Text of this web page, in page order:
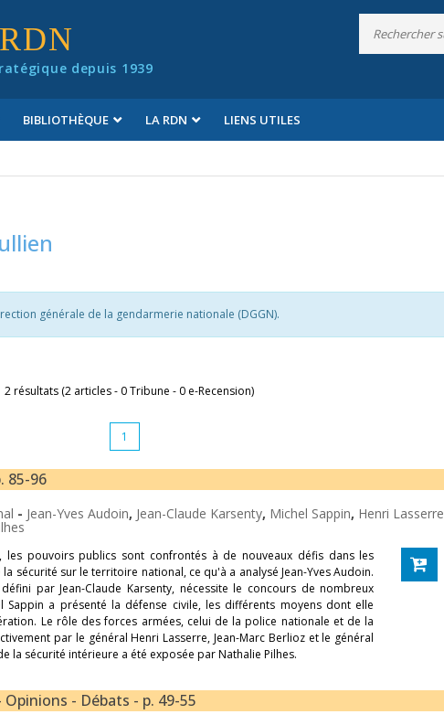
RDN
depuis 1939
BIBLIOTHÈQUE LA RDN LIENS UTILES
générale de la gendarmerie nationale (DGGN).
2 résultats (2 articles - 0 Tribune - 0 e-Recension)
1
85-96
- Jean-Yves Audoin, Jean-Claude Karsenty, Michel Sappin, Henri Lasserre
pouvoirs publics sont confrontés à de nouveaux défis dans les
sécurité sur le territoire national, ce qu'à a analysé Jean-Yves Audoin.
par Jean-Claude Karsenty, nécessite le concours de nombreux
Sappin a présenté la défense civile, les différents moyens dont elle
Le rôle des forces armées, celui de la police nationale et de la
par le général Henri Lasserre, Jean-Marc Berlioz et le général
la sécurité intérieure a été exposée par Nathalie Pilhes.
Opinions - Débats - p. 49-55